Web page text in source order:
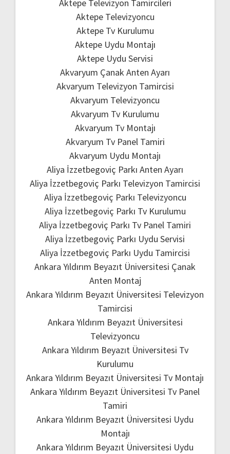
Aktepe Televizyon Tamircileri
Aktepe Televizyoncu
Aktepe Tv Kurulumu
Aktepe Uydu Montajı
Aktepe Uydu Servisi
Akvaryum Çanak Anten Ayarı
Akvaryum Televizyon Tamircisi
Akvaryum Televizyoncu
Akvaryum Tv Kurulumu
Akvaryum Tv Montajı
Akvaryum Tv Panel Tamiri
Akvaryum Uydu Montajı
Aliya İzzetbegoviç Parkı Anten Ayarı
Aliya İzzetbegoviç Parkı Televizyon Tamircisi
Aliya İzzetbegoviç Parkı Televizyoncu
Aliya İzzetbegoviç Parkı Tv Kurulumu
Aliya İzzetbegoviç Parkı Tv Panel Tamiri
Aliya İzzetbegoviç Parkı Uydu Servisi
Aliya İzzetbegoviç Parkı Uydu Tamircisi
Ankara Yıldırım Beyazıt Üniversitesi Çanak
Anten Montaj
Ankara Yıldırım Beyazıt Üniversitesi Televizyon
Tamircisi
Ankara Yıldırım Beyazıt Üniversitesi
Televizyoncu
Ankara Yıldırım Beyazıt Üniversitesi Tv
Kurulumu
Ankara Yıldırım Beyazıt Üniversitesi Tv Montajı
Ankara Yıldırım Beyazıt Üniversitesi Tv Panel
Tamiri
Ankara Yıldırım Beyazıt Üniversitesi Uydu
Montajı
Ankara Yıldırım Beyazıt Üniversitesi Uydu